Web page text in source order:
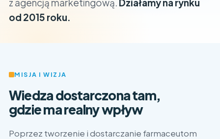
z agencją marketingową. Działamy na rynku
od 2015 roku.
MISJA I WIZJA
Wiedza dostarczona tam,
gdzie ma realny wpływ
Poprzez tworzenie i dostarczanie farmaceutom